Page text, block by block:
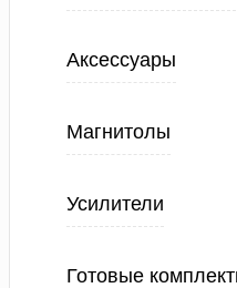
Аксессуары
Магнитолы
Усилители
Готовые